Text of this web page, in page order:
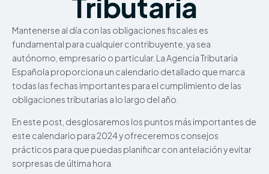
Mantenerse al día con las obligaciones fiscales es
fundamental para cualquier contribuyente, ya sea
autónomo, empresario o particular. La Agencia Tributaria
Española proporciona un calendario detallado que marca
todas las fechas importantes para el cumplimiento de las
obligaciones tributarias a lo largo del año.
En este post, desglosaremos los puntos más importantes de
este calendario para 2024 y ofreceremos consejos
prácticos para que puedas planificar con antelación y evitar
sorpresas de última hora.